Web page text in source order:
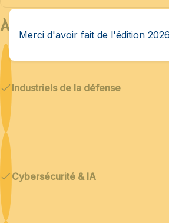
À qui s’adresse Bedex ?
Industriels de la défense
Cybersécurité & IA
Merci d'avoir fait de l'édition